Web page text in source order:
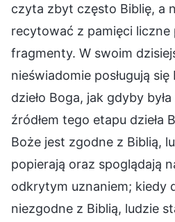
czyta zbyt często Biblię, a
recytować z pamięci liczne
fragmenty. W swoim
nieświadomie posługują
dzieło Boga, jak gdyby
źródłem tego etapu dzieła
Boże jest zgodne z Biblią,
popierają oraz spoglądają
odkrytym uznaniem; kiedy
niezgodne z Biblią, ludzie